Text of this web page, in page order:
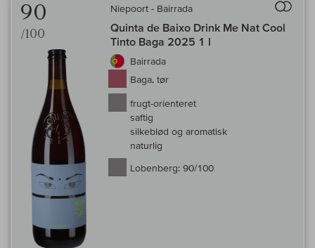
90
/100
Niepoort - Bairrada
Quinta de Baixo Drink Me Nat Cool
Tinto Baga 2025 1 l
Bairrada
Baga, tør
frugt-orienteret
saftig
silkeblød og aromatisk
naturlig
Lobenberg: 90/100